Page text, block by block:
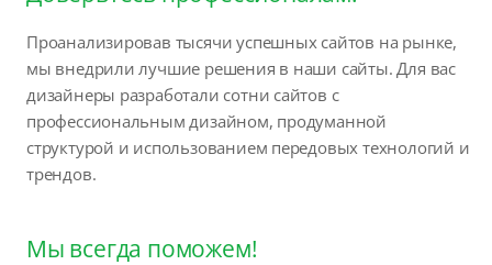
Проанализировав тысячи успешных сайтов на рынке,
мы внедрили лучшие решения в наши сайты. Для вас
дизайнеры разработали сотни сайтов с
профессиональным дизайном, продуманной
структурой и использованием передовых технологий и
трендов.
Мы всегда поможем!